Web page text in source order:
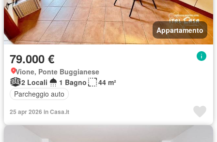
Appartamento
79.000 €
Vione, Ponte Buggianese
2 Locali
1 Bagno
44 m²
Parcheggio auto
25 apr 2026 in Casa.it